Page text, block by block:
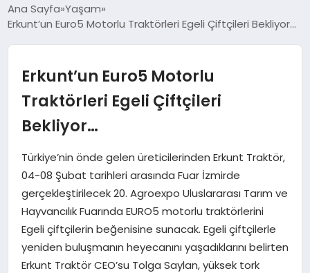
EKONOMI
SPOR
YAŞAM
Ana Sayfa Yaşam
Erkunt’un Euro5 Motorlu Traktörleri Egeli Çiftçileri Bekliyor…
Erkunt’un Euro5 Motorlu
Traktörleri Egeli Çiftçileri
Bekliyor…
Türkiye’nin önde gelen üreticilerinden Erkunt Traktör,
04-08 Şubat tarihleri arasında Fuar İzmirde
gerçekleştirilecek 20. Agroexpo Uluslararası Tarım ve
Hayvancılık Fuarında EURO5 motorlu traktörlerini
Egeli çiftçilerin beğenisine sunacak. Egeli çiftçilerle
yeniden buluşmanın heyecanını yaşadıklarını belirten
Erkunt Traktör CEO’su Tolga Saylan, yüksek tork